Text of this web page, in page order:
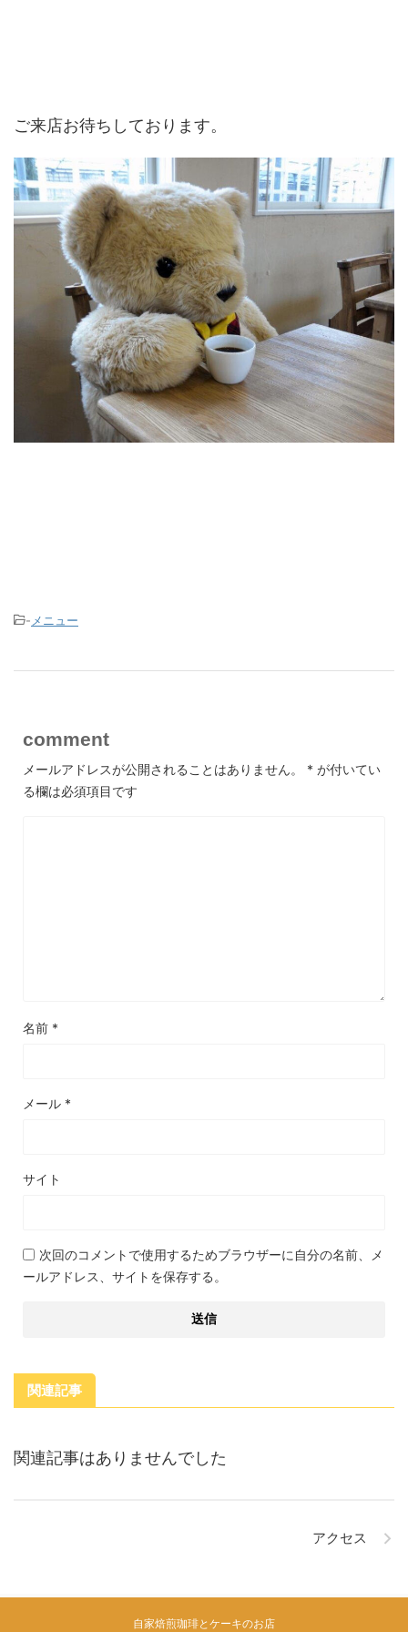
ご来店お待ちしております。
- メニュー
comment
メールアドレスが公開されることはありません。 * が付いてい
る欄は必須項目です
名前 *
メール *
サイト
次回のコメントで使用するためブラウザーに自分の名前、メ
ールアドレス、サイトを保存する。
関連記事
関連記事はありませんでした
アクセス
自家焙煎珈琲とケーキのお店